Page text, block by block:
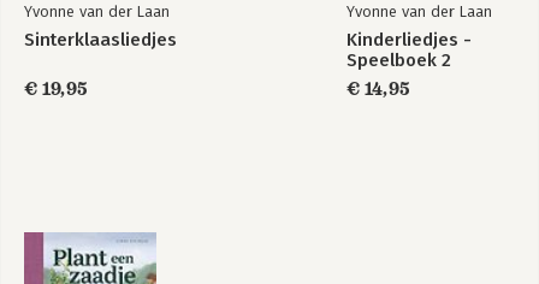
Yvonne van der Laan
Sinterklaasliedjes
€ 19,95
Yvonne van der Laan
Kinderliedjes -
Speelboek 2
€ 14,95